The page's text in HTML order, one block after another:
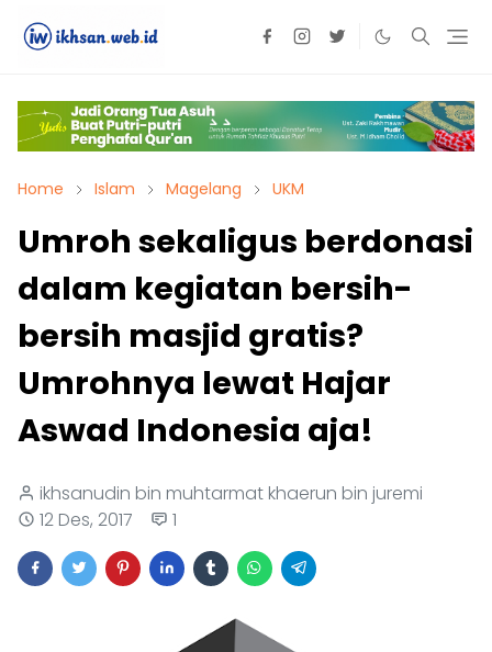
Home Islam Magelang UKM
Umroh sekaligus berdonasi
dalam kegiatan bersih-
bersih masjid gratis?
Umrohnya lewat Hajar
Aswad Indonesia aja!
ikhsanudin bin muhtarmat khaerun bin juremi
12 Des, 2017
1